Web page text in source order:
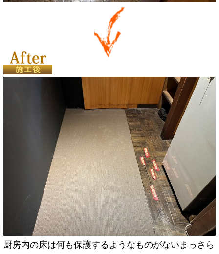
厨房内の床は何も保護するようなものがないまっさら